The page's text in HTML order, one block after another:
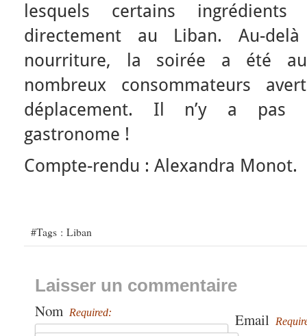
lesquels certains
directement au Liban. Au-
nourriture, la soirée a été
nombreux consommateurs
déplacement. Il n’y a pas
gastronome !
Compte-rendu : Alexandra Monot.
#Tags : Liban
Laisser un commentaire
Nom Required: Email